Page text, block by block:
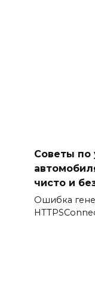
Советы по
чисто и
Ошибка